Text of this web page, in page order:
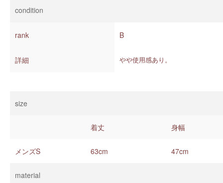
condition
rank B
詳細 やや使用感あり。
size
着丈 身幅
メンズS 63cm 47cm
material